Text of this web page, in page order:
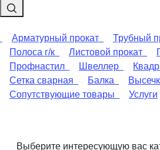
Арматурный прокат Трубный
Полоса г/к
Листовой прокат
Профнастил
Швеллер
Сетка сварная
Балка
Сопутствующие товары
Услуги
Выберите интересующую вас